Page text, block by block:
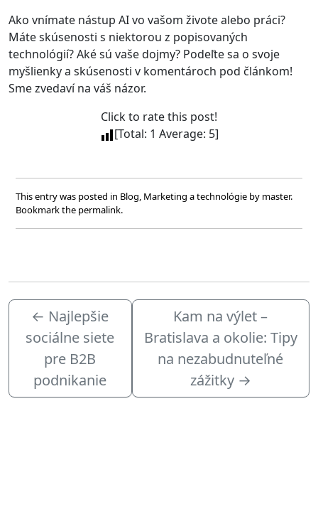
Ako vnímate nástup AI vo vašom živote alebo práci?
Máte skúsenosti s niektorou z popisovaných
technológií? Aké sú vaše dojmy? Podeľte sa o svoje
myšlienky a skúsenosti v komentároch pod článkom!
Sme zvedaví na váš názor.
Click to rate this post!
[Total: 1 Average: 5]
This entry was posted in Blog, Marketing a technológie by master.
Bookmark the permalink.
← Najlepšie
sociálne siete
pre B2B
podnikanie
Kam na výlet –
Bratislava a okolie: Tipy
na nezabudnuteľné
zážitky →